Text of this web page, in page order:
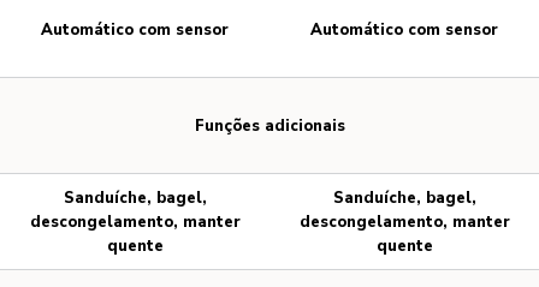
Funções adicionais
Automático com sensor
Sanduíche, bagel,
descongelamento, manter
quente
Automático com sensor
Sanduíche, bagel,
descongelamento, manter
quente